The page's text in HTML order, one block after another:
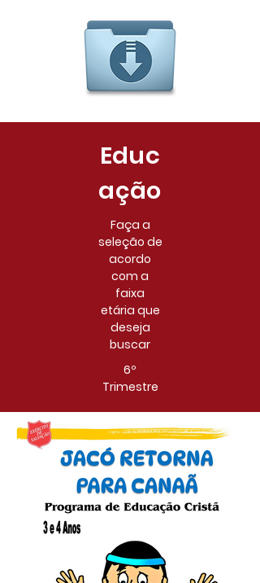
Educ
ação
Faça a
seleção de
acordo
com a
faixa
etária que
deseja
buscar
6º
Trimestre